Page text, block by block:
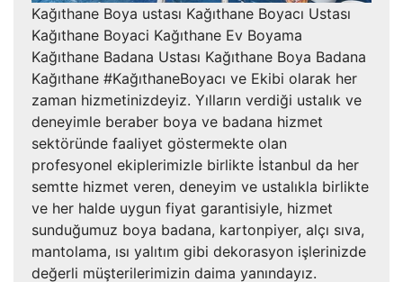
Kağıthane Boya ustası Kağıthane Boyacı Ustası
Kağıthane Boyaci Kağıthane Ev Boyama
Kağıthane Badana Ustası Kağıthane Boya Badana
Kağıthane #KağıthaneBoyacı ve Ekibi olarak her
zaman hizmetinizdeyiz. Yılların verdiği ustalık ve
deneyimle beraber boya ve badana hizmet
sektöründe faaliyet göstermekte olan
profesyonel ekiplerimizle birlikte İstanbul da her
semtte hizmet veren, deneyim ve ustalıkla birlikte
ve her halde uygun fiyat garantisiyle, hizmet
sunduğumuz boya badana, kartonpiyer, alçı sıva,
mantolama, ısı yalıtım gibi dekorasyon işlerinizde
değerli müşterilerimizin daima yanındayız.